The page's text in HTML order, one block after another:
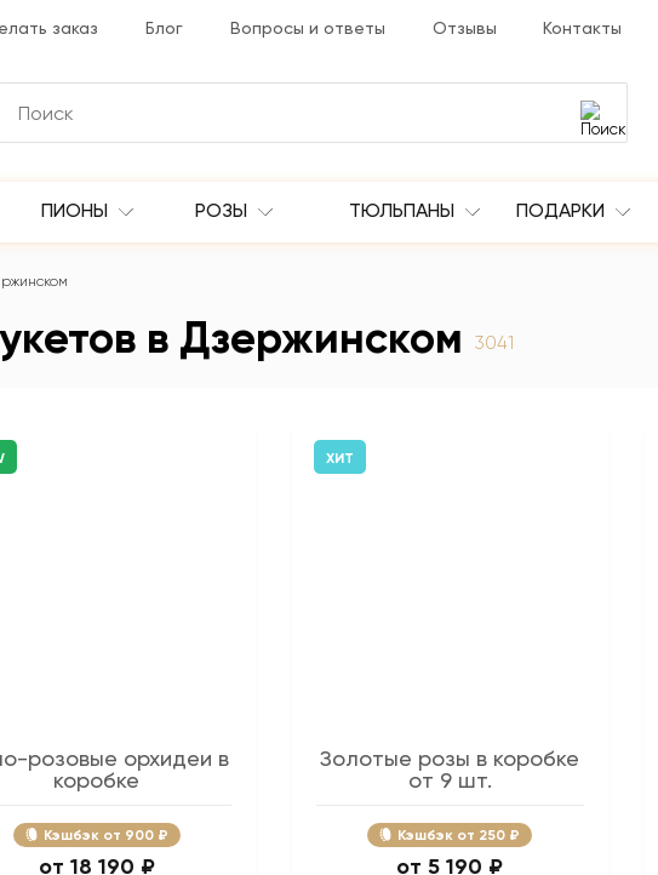
заказ Блог Вопросы и ответы Отзывы Контакты
ПИОНЫ РОЗЫ ТЮЛЬПАНЫ ПОДАРКИ
в Дзержинском 3041
розовые орхидеи в
коробке
Кэшбэк 900 ₽
18 190 ₽
ХИТ
Золотые розы в коробке
от 9 шт.
Кэшбэк 250 ₽
5 190 ₽